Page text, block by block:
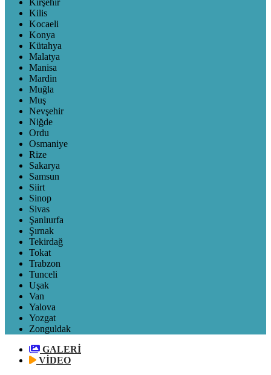
Kırşehir
Kilis
Kocaeli
Konya
Kütahya
Malatya
Manisa
Mardin
Muğla
Muş
Nevşehir
Niğde
Ordu
Osmaniye
Rize
Sakarya
Samsun
Siirt
Sinop
Sivas
Şanlıurfa
Şırnak
Tekirdağ
Tokat
Trabzon
Tunceli
Uşak
Van
Yalova
Yozgat
Zonguldak
GALERİ
VİDEO